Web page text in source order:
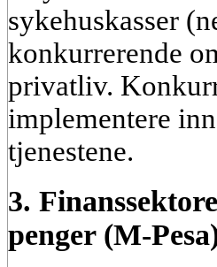
sykehuskasser
konkurrerende
privatliv.
implementere
tjenestene.
3.
penger (M-